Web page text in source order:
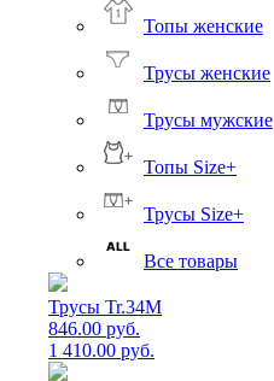
Топы женские
Трусы женские
Трусы мужские
Топы Size+
Трусы Size+
Все товары
Трусы Tr.34M
846.00 руб.
1 410.00 руб.